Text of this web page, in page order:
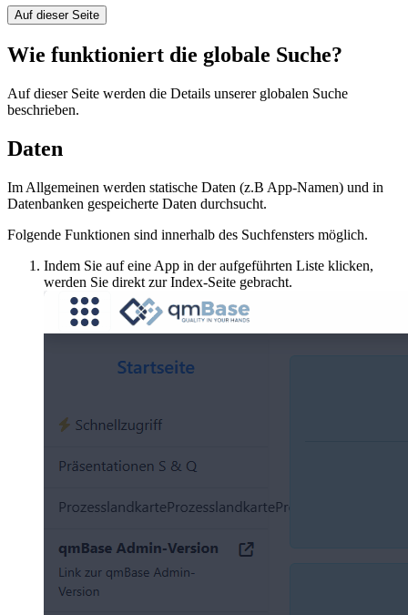
Auf dieser Seite
Wie funktioniert die globale Suche?
Auf dieser Seite werden die Details unserer globalen Suche
beschrieben.
Daten
Im Allgemeinen werden statische Daten (z.B App-Namen) und in
Datenbanken gespeicherte Daten durchsucht.
Folgende Funktionen sind innerhalb des Suchfensters möglich.
Indem Sie auf eine App in der aufgeführten Liste klicken,
werden Sie direkt zur Index-Seite gebracht.